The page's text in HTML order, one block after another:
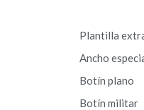
Plantilla
Ancho
Botín plano
Botín militar